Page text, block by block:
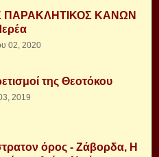
ΠΑΡΑΚΛΗΤΙΚΟΣ ΚΑΝΩΝ
02, 2020
της Θεοτόκου
2019
όρος - Ζάβορδα, Η